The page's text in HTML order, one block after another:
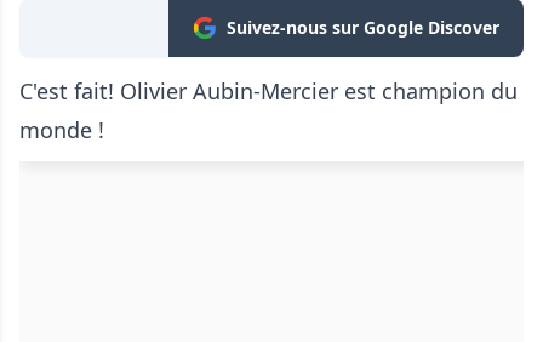
Suivez-nous sur Google Discover
C'est fait! Olivier Aubin-Mercier est champion du
monde !